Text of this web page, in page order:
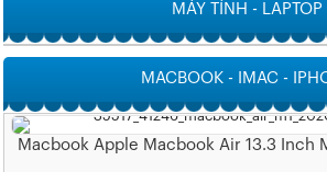
MÁY TÍNH - LAPTOP
MACBOOK - IMAC -
Macbook Apple Macbook Air 13.3 Inch